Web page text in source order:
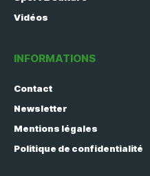
Vidéos
INFORMATIONS
Contact
Newsletter
Mentions légales
Politique de confidentialité